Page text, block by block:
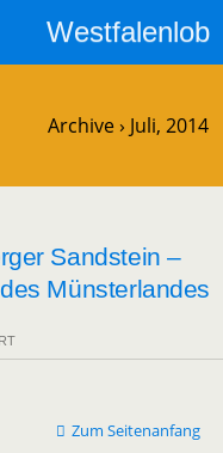
Westfalenlob
Archive › Juli, 2014
Sandstein –
Münsterlandes
Zum Seitenanfang